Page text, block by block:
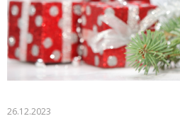
26.12.2023